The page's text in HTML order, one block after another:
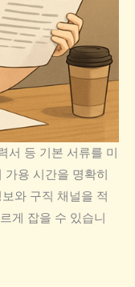
서 등 기본 서류를 미
가용 시간을 명확히
와 구직 채널을 적
게 잡을 수 있습니